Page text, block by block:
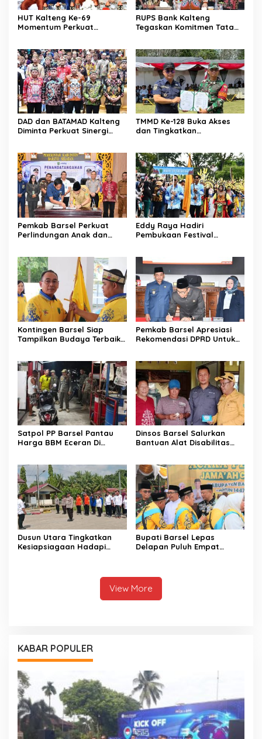
HUT Kalteng Ke-69
Momentum Perkuat
RUPS Bank Kalteng
Tegaskan Komitmen Tata
DAD dan BATAMAD Kalteng
Diminta Perkuat Sinergi
TMMD Ke-128 Buka Akses
dan Tingkatkan
Pemkab Barsel Perkuat
Perlindungan Anak dan
Eddy Raya Hadiri
Pembukaan Festival
Kontingen Barsel Siap
Tampilkan Budaya Terbaik
Pemkab Barsel Apresiasi
Rekomendasi DPRD Untuk
Satpol PP Barsel Pantau
Harga BBM Eceran Di
Dinsos Barsel Salurkan
Bantuan Alat Disabilitas
Dusun Utara Tingkatkan
Kesiapsiagaan Hadapi
Bupati Barsel Lepas
Delapan Puluh Empat
View More
KABAR POPULER